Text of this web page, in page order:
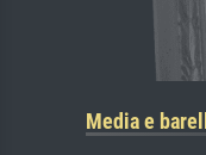
Media e